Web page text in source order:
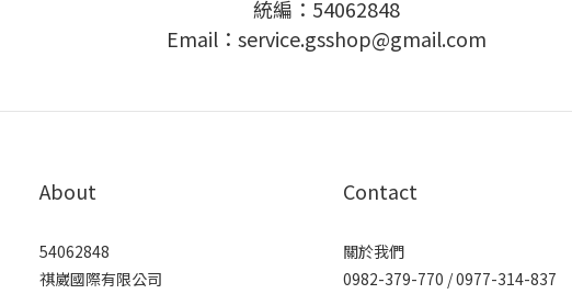
統編：54062848
Email：service.gsshop@gmail.com
About
54062848
祺崴國際有限公司
Contact
關於我們
0982-379-770 / 0977-314-837